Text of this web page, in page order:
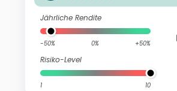
Jährliche Rendite
-50% 0% +50%
Risiko-Level
1 10